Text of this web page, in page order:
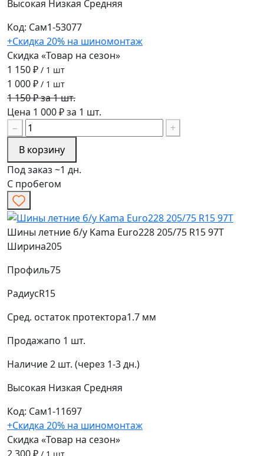
Высокая Низкая Средняя
Код: Сам1-53077
+Скидка 20% на шиномонтаж
Скидка «Товар на сезон»
1 150 ₽ / 1 шт
1 000 ₽ / 1 шт
1 150 ₽ за 1 шт.
Цена 1 000 ₽ за 1 шт.
−
+
В корзину
Под заказ ~1 дн.
С пробегом
Шины летние б/у Kama Euro228 205/75 R15 97T
Ширина205
Профиль75
РадиусR15
Сред. остаток протектора1.7 мм
Продажапо 1 шт.
Наличие2 шт. (через 1-3 дн.)
Высокая Низкая Средняя
Код: Сам1-11697
+Скидка 20% на шиномонтаж
Скидка «Товар на сезон»
/ 1 шт